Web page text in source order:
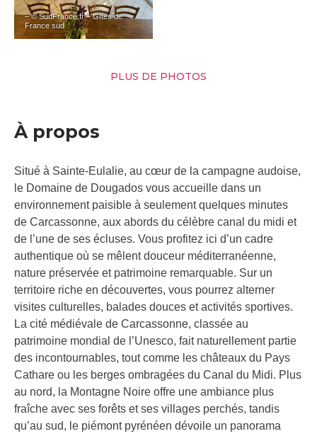
– © SudFrance.fr – Gîtes de
France sud
PLUS DE PHOTOS
À propos
Situé à Sainte-Eulalie, au cœur de la campagne audoise,
le Domaine de Dougados vous accueille dans un
environnement paisible à seulement quelques minutes
de Carcassonne, aux abords du célèbre canal du midi et
de l’une de ses écluses. Vous profitez ici d’un cadre
authentique où se mêlent douceur méditerranéenne,
nature préservée et patrimoine remarquable. Sur un
territoire riche en découvertes, vous pourrez alterner
visites culturelles, balades douces et activités sportives.
La cité médiévale de Carcassonne, classée au
patrimoine mondial de l’Unesco, fait naturellement partie
des incontournables, tout comme les châteaux du Pays
Cathare ou les berges ombragées du Canal du Midi. Plus
au nord, la Montagne Noire offre une ambiance plus
fraîche avec ses forêts et ses villages perchés, tandis
qu’au sud, le piémont pyrénéen dévoile un panorama